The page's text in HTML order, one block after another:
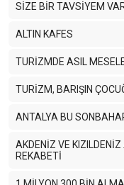
SİZE BİR TAVSİYEM
ALTIN KAFES
TURİZMDE ASIL
TURİZM, BARIŞIN
ANTALYA BU
AKDENİZ VE
REKABETİ